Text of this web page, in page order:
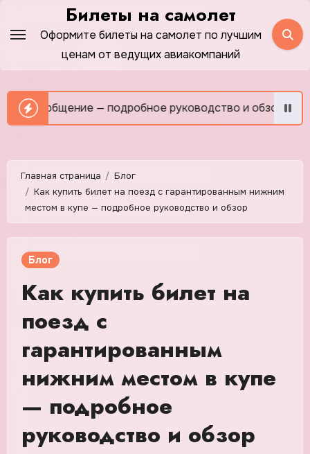
Билеты на самолет
Оформите билеты на самолет по лучшим
ценам от ведущих авиакомпаний
— подробное руководство и обзор Как
Главная страница
Блог
Как купить билет на поезд с гарантированным нижним
местом в купе — подробное руководство и обзор
Блог
Как купить билет на
поезд с
гарантированным
нижним местом в купе
— подробное
руководство и обзор